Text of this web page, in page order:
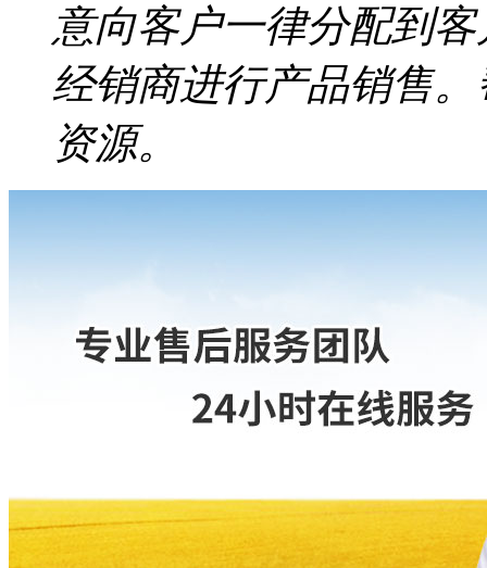
意向客户一律分配到
经销商进行产品销售
资源。